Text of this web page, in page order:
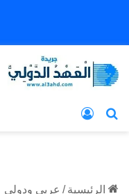
بحث عن
الرئيسية / عربي ودولي